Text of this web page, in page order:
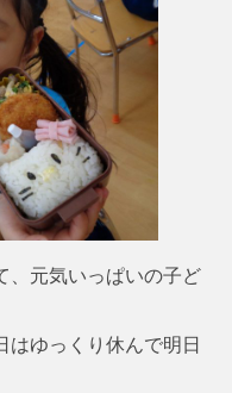
、元気いっぱいの子ど
はゆっくり休んで明日